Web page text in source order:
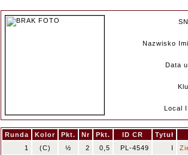
Nazwisko
Data
Local
Runda Kolor Pkt. Nr Pkt. ID CR
Tytuł
1
(C) ½ 2 0,5 PL-4549 I